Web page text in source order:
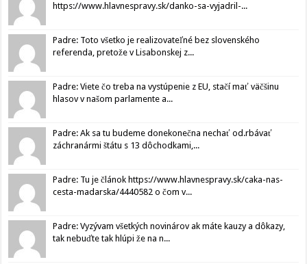
https://www.hlavnespravy.sk/danko-sa-vyjadril-...
Padre: Toto všetko je realizovateľné bez slovenského
referenda, pretože v Lisabonskej z...
Padre: Viete čo treba na vystúpenie z EU, stačí mať väčšinu
hlasov v našom parlamente a...
Padre: Ak sa tu budeme donekonečna nechať od.rbávať
záchranármi štátu s 13 dôchodkami,...
Padre: Tu je článok https://www.hlavnespravy.sk/caka-nas-
cesta-madarska/4440582 o čom v...
Padre: Vyzývam všetkých novinárov ak máte kauzy a dôkazy,
tak nebuďte tak hlúpi že na n...